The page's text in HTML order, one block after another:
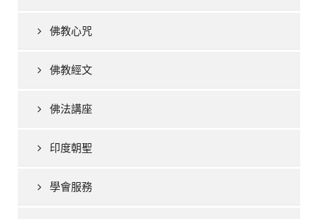
佛教心咒
佛教經文
佛法講座
印度朝聖
學會服務